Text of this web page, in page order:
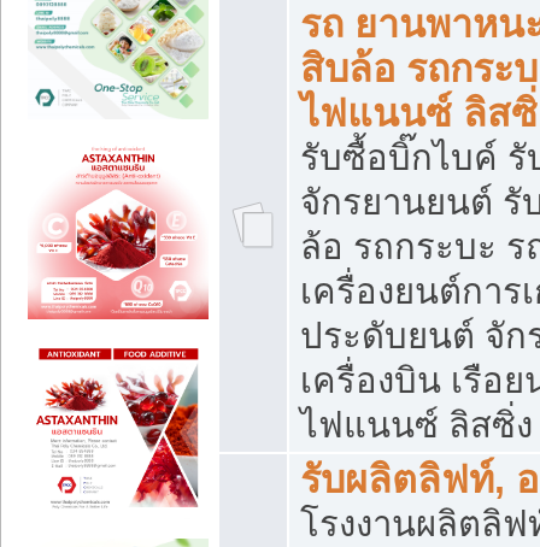
รถ ยานพาหน
สิบล้อ รถกระ
ไฟแนนซ์ ลิส
รับซื้อบิ๊กไบค์
จักรยานยนต์ รั
ล้อ รถกระบะ
เครื่องยนต์การ
ประดับยนต์ จัก
เครื่องบิน เรือ
ไฟแนนซ์ ลิสซิ่ง
รับผลิตลิฟท์,
โรงงานผลิตลิ